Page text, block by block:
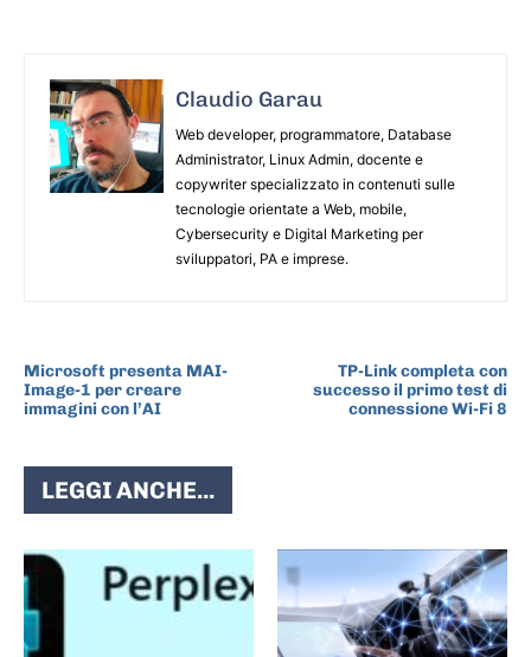
Claudio Garau
Web developer, programmatore, Database
Administrator, Linux Admin, docente e
copywriter specializzato in contenuti sulle
tecnologie orientate a Web, mobile,
Cybersecurity e Digital Marketing per
sviluppatori, PA e imprese.
Microsoft presenta MAI-
Image-1 per creare
immagini con l’AI
TP-Link completa con
successo il primo test di
connessione Wi-Fi 8
LEGGI ANCHE...